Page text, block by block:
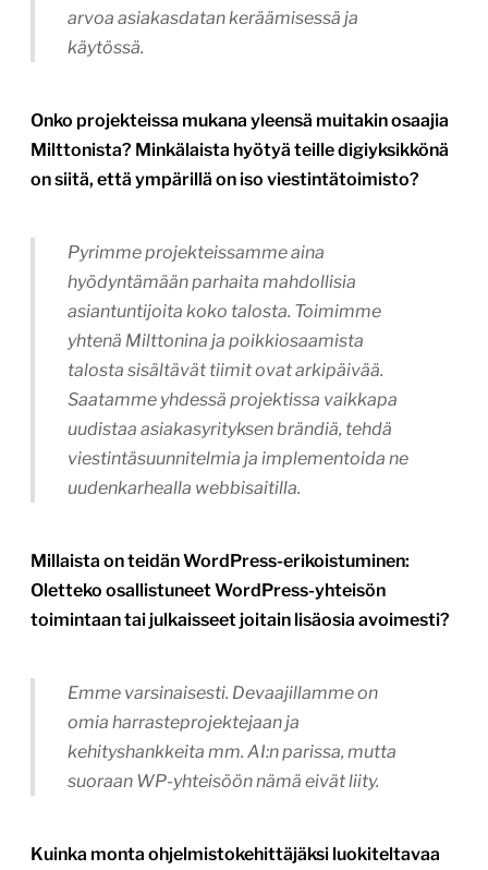
arvoa asiakasdatan keräämisessä ja
käytössä.
Onko projekteissa mukana yleensä muitakin osaajia
Milttonista? Minkälaista hyötyä teille digiyksikkönä
on siitä, että ympärillä on iso viestintätoimisto?
Pyrimme projekteissamme aina
hyödyntämään parhaita mahdollisia
asiantuntijoita koko talosta. Toimimme
yhtenä Milttonina ja poikkiosaamista
talosta sisältävät tiimit ovat arkipäivää.
Saatamme yhdessä projektissa vaikkapa
uudistaa asiakasyrityksen brändiä, tehdä
viestintäsuunnitelmia ja implementoida ne
uudenkarhealla webbisaitilla.
Millaista on teidän WordPress-erikoistuminen:
Oletteko osallistuneet WordPress-yhteisön
toimintaan tai julkaisseet joitain lisäosia avoimesti?
Emme varsinaisesti. Devaajillamme on
omia harrasteprojektejaan ja
kehityshankkeita mm. AI:n parissa, mutta
suoraan WP-yhteisöön nämä eivät liity.
Kuinka monta ohjelmistokehittäjäksi luokiteltavaa